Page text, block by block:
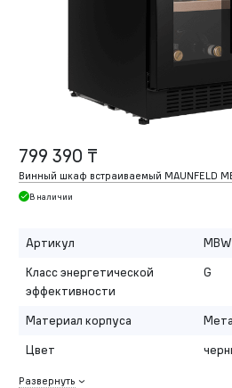
799 390 ₸
Винный шкаф встраиваемый MAUNFELD
В наличии
Артикул
Класс энергетической
эффективности
G
Материал корпуса
Цвет
Развернуть